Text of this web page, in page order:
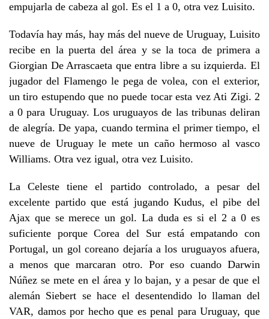
empujarla de cabeza al gol. Es el 1 a 0, otra vez Luisito.
Todavía hay más, hay más del nueve de Uruguay, Luisito
recibe en la puerta del área y se la toca de primera a
Giorgian De Arrascaeta que entra libre a su izquierda. El
jugador del Flamengo le pega de volea, con el exterior,
un tiro estupendo que no puede tocar esta vez Ati Zigi. 2
a 0 para Uruguay. Los uruguayos de las tribunas deliran
de alegría. De yapa, cuando termina el primer tiempo, el
nueve de Uruguay le mete un caño hermoso al vasco
Williams. Otra vez igual, otra vez Luisito.
La Celeste tiene el partido controlado, a pesar del
excelente partido que está jugando Kudus, el pibe del
Ajax que se merece un gol. La duda es si el 2 a 0 es
suficiente porque Corea del Sur está empatando con
Portugal, un gol coreano dejaría a los uruguayos afuera,
a menos que marcaran otro. Por eso cuando Darwin
Núñez se mete en el área y lo bajan, y a pesar de que el
alemán Siebert se hace el desentendido lo llaman del
VAR, damos por hecho que es penal para Uruguay, que